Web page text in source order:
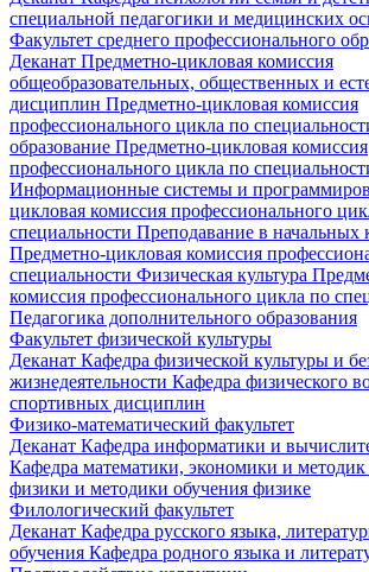
специальной педагогики и медицинских
Факультет среднего профессионального
Деканат Предметно-цикловая комиссия
общеобразовательных, общественных и
дисциплин Предметно-цикловая комиссия
профессионального цикла по
образование Предметно-цикловая комиссия
профессионального цикла по
Информационные системы и
цикловая комиссия профессионального
специальности Преподавание в начальных
Предметно-цикловая комиссия
специальности Физическая культура
комиссия профессионального цикла по
Педагогика дополнительного образования
Факультет физической культуры
Деканат Кафедра физической культуры и
жизнедеятельности Кафедра физического
спортивных дисциплин
Физико-математический факультет
Деканат Кафедра информатики и
Кафедра математики, экономики и методик
физики и методики обучения физике
Филологический факультет
Деканат Кафедра русского языка,
обучения Кафедра родного языка и